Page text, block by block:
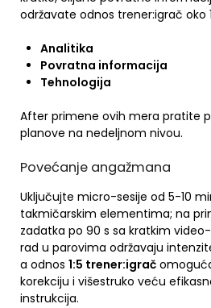
održavate odnos trener:igrač oko
Analitika
Povratna informacija
Tehnologija
After primene ovih mera pratite
planove na nedeljnom nivou.
Povećanje angažmana
Uključujte micro-sesije od 5-10
takmičarskim elementima; na
zadatka po 90 s sa kratkim
rad u parovima održavaju
a odnos 1:5 trener:igrač
korekciju i višestruko veću
instrukcija.